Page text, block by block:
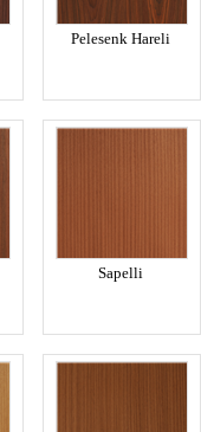
Pelesenk Hareli
Sapelli